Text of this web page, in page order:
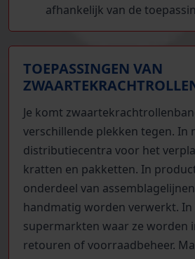
afhankelijk van de
TOEPASSINGEN VAN
Je komt
verschillende plekken tegen. In
distributiecentra voor het
kratten en pakketten. In
onderdeel van
handmatig worden verwerkt. In
supermarkten waar ze worden
retouren of voorraadbeheer.